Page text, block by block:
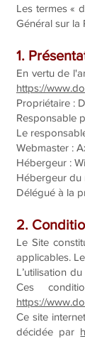
Les termes «
Général sur la
1.
En vertu de
https://
Propriétaire :
Responsable
Le
Webmaster :
Hébergeur :
Hébergeur du
Délégué à la
2.
Le Site
applicables.
L’utilisation du
Ces
https://
Ce site
décidée par